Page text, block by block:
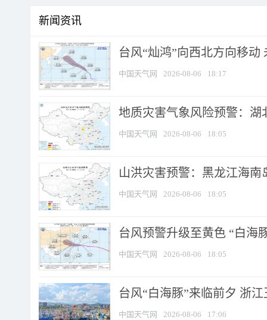
新闻资讯
台风“灿鸿”向西北方向移动
中国天气网 2026-08-06 18:17
地质灾害气象风险预警：湖
中国天气网 2026-08-06 18:05
山洪灾害预警：黑龙江海
中国天气网 2026-08-06 18:05
台风预警升级至黄色 “白海
中国天气网 2026-08-06 18:05
台风“白海豚”来临前夕 浙
中国天气网 2026-08-06 17:06